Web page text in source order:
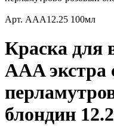
Арт. AAA12.25 100мл
Краска для
AAA экстра
блондин